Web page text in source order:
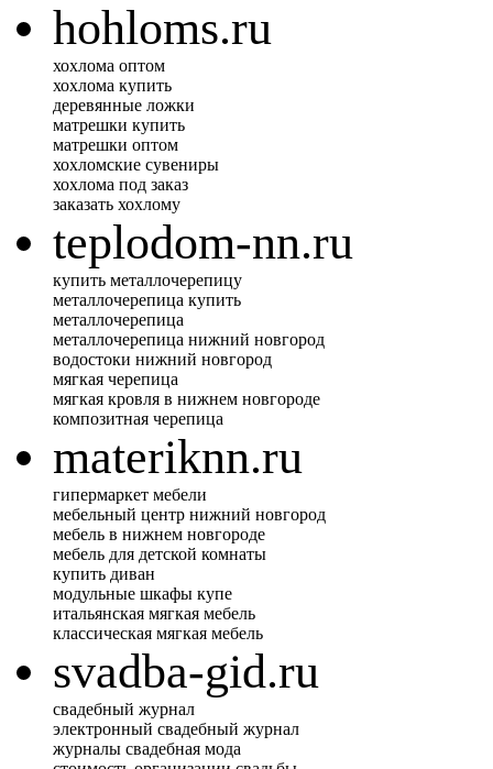
hohloms.ru
хохлома оптом
хохлома купить
деревянные ложки
матрешки купить
матрешки оптом
хохломские сувениры
хохлома под заказ
заказать хохлому
teplodom-nn.ru
купить металлочерепицу
металлочерепица купить
металлочерепица
металлочерепица нижний новгород
водостоки нижний новгород
мягкая черепица
мягкая кровля в нижнем новгороде
композитная черепица
materiknn.ru
гипермаркет мебели
мебельный центр нижний новгород
мебель в нижнем новгороде
мебель для детской комнаты
купить диван
модульные шкафы купе
итальянская мягкая мебель
классическая мягкая мебель
svadba-gid.ru
свадебный журнал
электронный свадебный журнал
журналы свадебная мода